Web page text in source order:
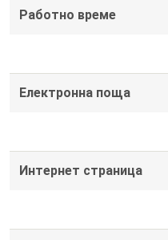
Работно време
Електронна поща
Интернет страница